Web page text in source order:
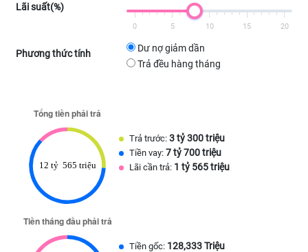
Lãi suất(%)
0 5 10 15 20
Phương thức tính
Dư nợ giảm dần
Trả đều hàng tháng
Trả trước: 3 tỷ 300 triệu
Tiền vay: 7 tỷ 700 triệu
Lãi cần trả: 1 tỷ 565 triệu
Tiền gốc: 128,333 Triệu